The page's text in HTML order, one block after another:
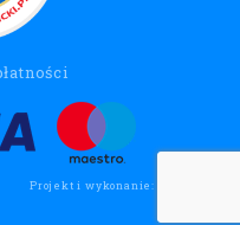
Projekt i wykonanie: